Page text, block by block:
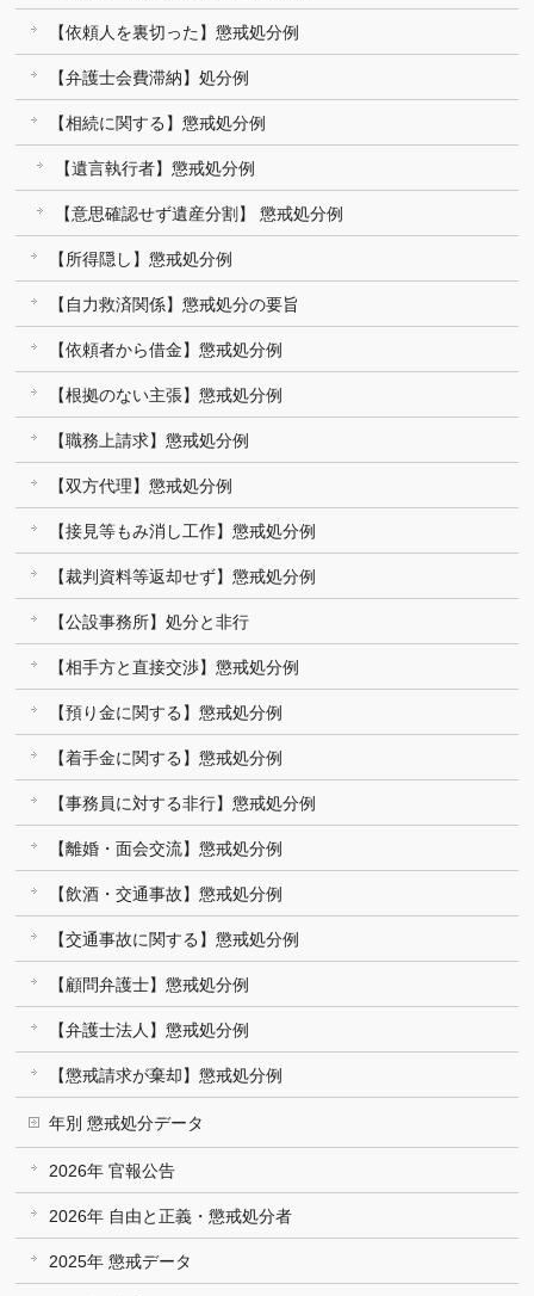
【依頼人を裏切った】懲戒処分例
【弁護士会費滞納】処分例
【相続に関する】懲戒処分例
【遺言執行者】懲戒処分例
【意思確認せず遺産分割】 懲戒処分例
【所得隠し】懲戒処分例
【自力救済関係】懲戒処分の要旨
【依頼者から借金】懲戒処分例
【根拠のない主張】懲戒処分例
【職務上請求】懲戒処分例
【双方代理】懲戒処分例
【接見等もみ消し工作】懲戒処分例
【裁判資料等返却せず】懲戒処分例
【公設事務所】処分と非行
【相手方と直接交渉】懲戒処分例
【預り金に関する】懲戒処分例
【着手金に関する】懲戒処分例
【事務員に対する非行】懲戒処分例
【離婚・面会交流】懲戒処分例
【飲酒・交通事故】懲戒処分例
【交通事故に関する】懲戒処分例
【顧問弁護士】懲戒処分例
【弁護士法人】懲戒処分例
【懲戒請求が棄却】懲戒処分例
年別 懲戒処分データ
2026年 官報公告
2026年 自由と正義・懲戒処分者
2025年 懲戒データ